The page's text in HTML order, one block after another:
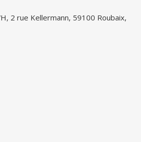
2 rue Kellermann, 59100 Roubaix,